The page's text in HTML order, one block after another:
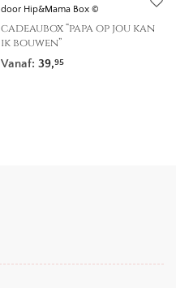
door Hip&Mama Box ©
cadeaubox “papa op jou kan
ik bouwen”
Vanaf: 39,95